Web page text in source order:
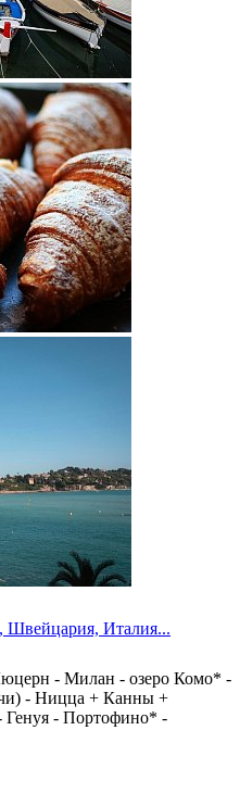
Швейцария, Италия...
- Милан - озеро Комо* -
- Ницца + Канны +
- Портофино* -